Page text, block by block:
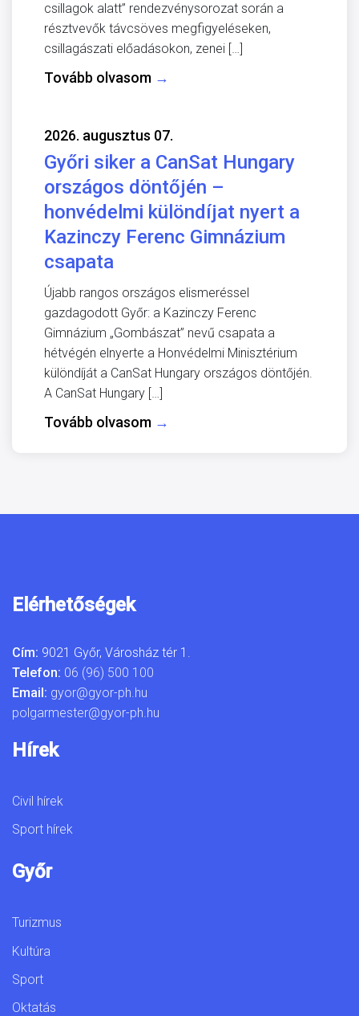
csillagok alatt” rendezvénysorozat során a
résztvevők távcsöves megfigyeléseken,
csillagászati előadásokon, zenei […]
Tovább olvasom →
2026. augusztus 07.
Győri siker a CanSat Hungary
országos döntőjén –
honvédelmi különdíjat nyert a
Kazinczy Ferenc Gimnázium
csapata
Újabb rangos országos elismeréssel
gazdagodott Győr: a Kazinczy Ferenc
Gimnázium „Gombászat” nevű csapata a
hétvégén elnyerte a Honvédelmi Minisztérium
különdíját a CanSat Hungary országos döntőjén.
A CanSat Hungary […]
Tovább olvasom →
Elérhetőségek
Cím: 9021 Győr, Városház tér 1.
Telefon: 06 (96) 500 100
Email: gyor@gyor-ph.hu
polgarmester@gyor-ph.hu
Hírek
Civil hírek
Sport hírek
Győr
Turizmus
Kultúra
Sport
Oktatás